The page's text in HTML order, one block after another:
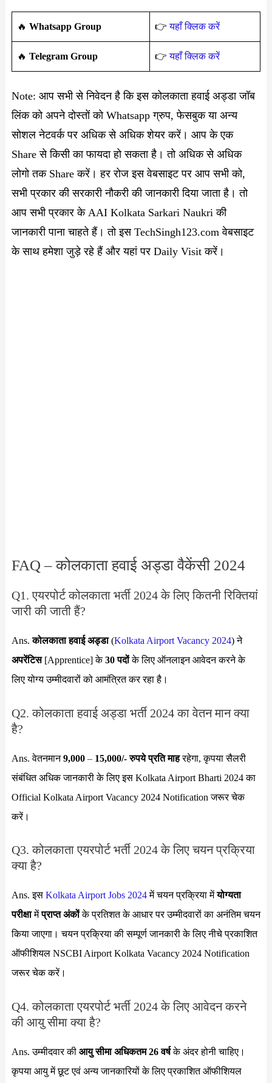
🔥 Whatsapp Group 👉यहाँ क्लिक करें
‎️‍🔥 Telegram Group 👉यहाँ क्लिक करें
Note: आप सभी से निवेदन है कि इस कोलकाता हवाई अड्डा जॉब
लिंक को अपने दोस्तों को Whatsapp ग्रुप, फेसबुक या अन्य
सोशल नेटवर्क पर अधिक से अधिक शेयर करें। आप के एक
Share से किसी का फायदा हो सकता है। तो अधिक से अधिक
लोगो तक Share करें। हर रोज इस वेबसाइट पर आप सभी को,
सभी प्रकार की सरकारी नौकरी की जानकारी दिया जाता है। तो
आप सभी प्रकार के AAI Kolkata Sarkari Naukri की
जानकारी पाना चाहते हैं। तो इस TechSingh123.com वेबसाइट
के साथ हमेशा जुड़े रहे हैं और यहां पर Daily Visit करें।
FAQ – कोलकाता हवाई अड्डा वैकेंसी 2024
Q1. एयरपोर्ट कोलकाता भर्ती 2024 के लिए कितनी रिक्तियां
जारी की जाती हैं?
Ans.कोलकाता हवाई अड्डा(Kolkata Airport Vacancy 2024) ने
अपरेंटिस[Apprentice] के30 पदोंके लिए ऑनलाइन आवेदन करने के
लिए योग्य उम्मीदवारों को आमंत्रित कर रहा है।
Q2. कोलकाता हवाई अड्डा भर्ती 2024 का वेतन मान क्या
है?
Ans. वेतनमान9,000 – 15,000/- रुपये प्रति माहरहेगा, कृपया सैलरी
संबंधित अधिक जानकारी के लिए इस Kolkata Airport Bharti 2024 का
Official Kolkata Airport Vacancy 2024 Notification जरूर चेक
करें।
Q3. कोलकाता एयरपोर्ट भर्ती 2024 के लिए चयन प्रक्रिया
क्या है?
Ans. इस Kolkata Airport Jobs 2024में चयन प्रक्रिया मेंयोग्यता
परीक्षामेंप्राप्त अंकोंके प्रतिशत के आधार पर उम्मीदवारों का अनंतिम चयन
किया जाएगा। चयन प्रक्रिया की सम्पूर्ण जानकारी के लिए नीचे प्रकाशित
ऑफीशियल NSCBI Airport Kolkata Vacancy 2024Notification
जरूर चेक करें।
Q4. कोलकाता एयरपोर्ट भर्ती 2024 के लिए आवेदन करने
की आयु सीमा क्या है?
Ans. उम्मीदवार की आयु सीमा अधिकतम 26 वर्षके अंदर होनी चाहिए।
कृपया आयु में छूट एवं अन्य जानकारियों के लिए प्रकाशित ऑफीशियल